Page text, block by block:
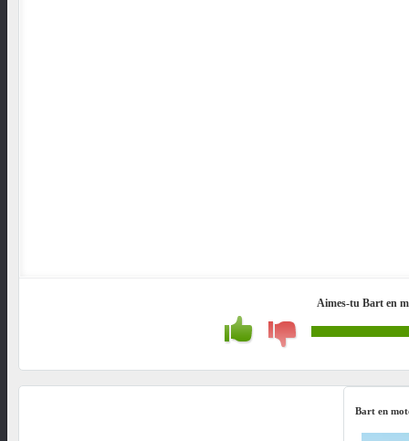
Aimes-tu Bart en
Bart en